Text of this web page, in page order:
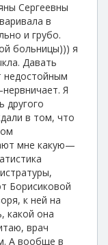
Сергеевны
в
и грубо.
больницы))) я
Давать
недостойным
Я
другого
в том, что
мне какую—
Борисиковой
к ней на
какой она
врач
А вообще в